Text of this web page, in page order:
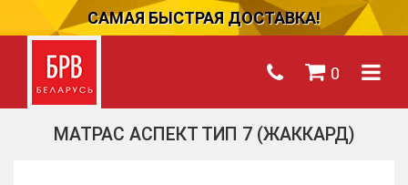
САМАЯ БЫСТРАЯ ДОСТАВКА!
0
МАТРАС АСПЕКТ ТИП 7 (ЖАККАРД)